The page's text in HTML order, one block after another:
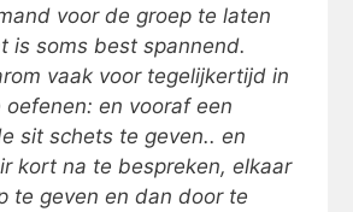
voor de groep te laten
is soms best spannend.
vaak voor tegelijkertijd in
en vooraf een
sit schets te geven.. en
kort na te bespreken, elkaar
te geven en dan door te